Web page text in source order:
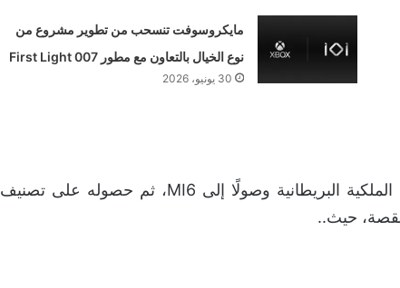
مايكروسوفت تنسحب من تطوير مشروع من
نوع الخيال بالتعاون مع مطور 007 First Light
30 يونيو، 2026
اللعبة تتبع قصة بوند الشاب خلال رحلته من البحرية الملكية البريطانية وصولًا إلى MI6، ثم حصوله على تصنيف